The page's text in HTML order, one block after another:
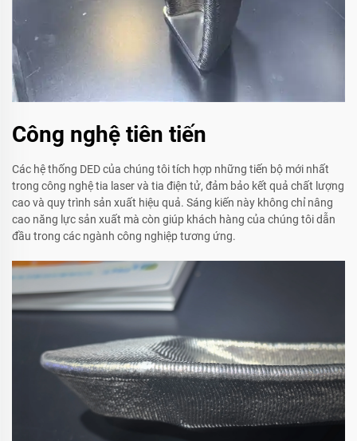
Công nghệ tiên tiến
Các hệ thống DED của chúng tôi tích hợp những tiến bộ mới nhất
trong công nghệ tia laser và tia điện tử, đảm bảo kết quả chất lượng
cao và quy trình sản xuất hiệu quả. Sáng kiến này không chỉ nâng
cao năng lực sản xuất mà còn giúp khách hàng của chúng tôi dẫn
đầu trong các ngành công nghiệp tương ứng.